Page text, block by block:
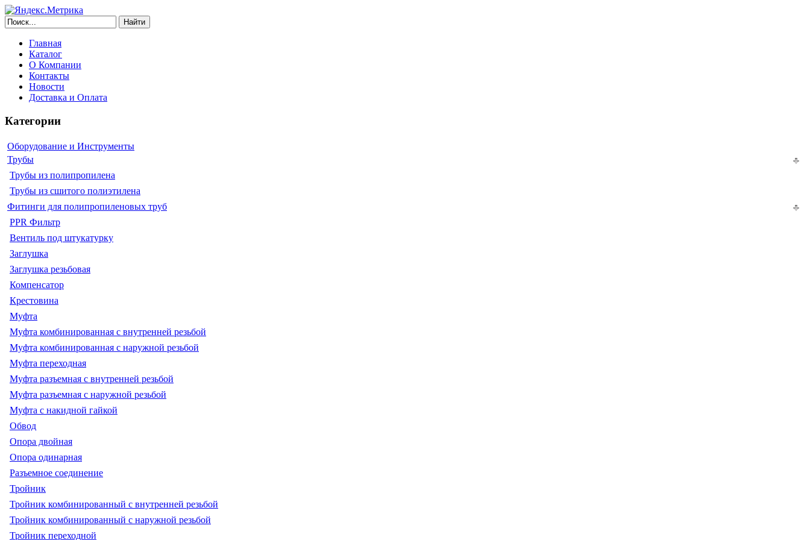
Найти
Главная
Каталог
О Компании
Контакты
Новости
Доставка и Оплата
Категории
Оборудование и Инструменты
Трубы
Трубы из полипропилена
Трубы из сшитого полиэтилена
Фитинги для полипропиленовых труб
PPR Фильтр
Вентиль под штукатурку
Заглушка
Заглушка резьбовая
Компенсатор
Крестовина
Муфта
Муфта комбинированная с внутренней резьбой
Муфта комбинированная с наружной резьбой
Муфта переходная
Муфта разъемная с внутренней резьбой
Муфта разъемная с наружной резьбой
Муфта с накидной гайкой
Обвод
Опора двойная
Опора одинарная
Разъемное соединение
Тройник
Тройник комбинированный с внутренней резьбой
Тройник комбинированный с наружной резьбой
Тройник переходной